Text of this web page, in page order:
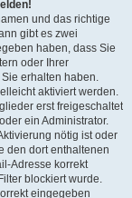
und das richtige
gibt es zwei
haben, dass Sie
oder Ihrer
erhalten haben.
aktiviert werden.
erst freigeschaltet
ein Administrator.
nötig ist oder
den dort enthaltenen
Adresse korrekt
blockiert wurde.
eingegeben